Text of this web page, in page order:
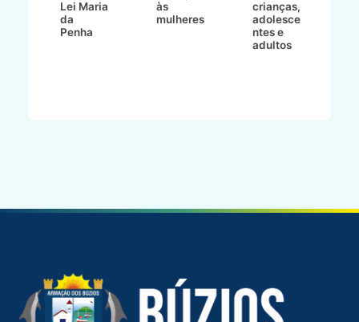
Lei Maria
da
Penha
às
mulheres
crianças,
adolesce
ntes e
adultos